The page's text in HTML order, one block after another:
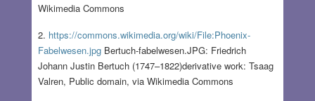
Wikimedia Commons
2. https://commons.wikimedia.org/wiki/File:Phoenix-
Fabelwesen.jpgBertuch-fabelwesen.JPG: Friedrich
Johann Justin Bertuch (1747–1822)derivative work: Tsaag
Valren, Public domain, via Wikimedia Commons